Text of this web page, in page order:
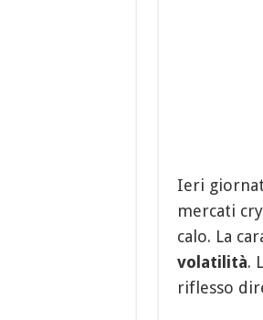
Ieri
mercati
calo. La
volatilità.
riflesso